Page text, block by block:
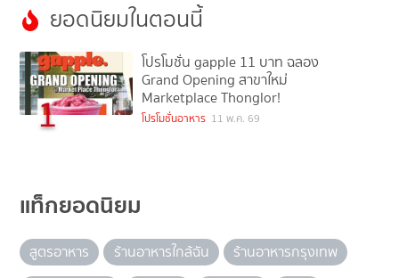
ยอดนิยมในตอนนี้
1
โปรโมชั่น gapple 11 บาท ฉลอง
Grand Opening สาขาใหม่
Marketplace Thonglor!
โปรโมชั่นอาหาร 11 พ.ค. 69
แท็กยอดนิยม
สูตรอาหาร ร้านอาหารใกล้ฉัน
ร้านอาหารกรุงเทพ